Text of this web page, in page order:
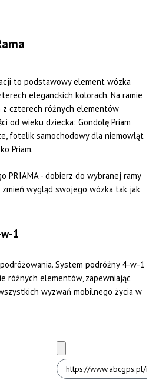
to podstawowy element wózka
eleganckich kolorach. Na ramie
z czterech różnych elementów
od wieku dziecka: Gondolę Priam
fotelik samochodowy dla niemowląt
Priam.
PRIAMA - dobierz do wybranej ramy
wygląd swojego wózka tak jak
1
System podróżny 4-w-1
różnych elementów, zapewniając
wyzwań mobilnego życia w